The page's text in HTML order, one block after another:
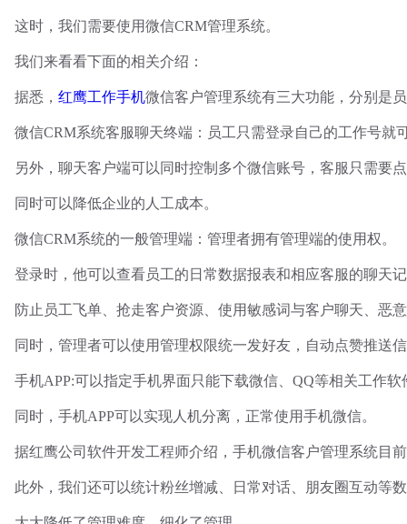
这时，我们需要使用微信CRM管理系统。
我们来看看下面的相关介绍：
据悉， 红鹰工作手机微信客户管理系统有三大功能，分别是
微信CRM系统客服聊天终端：员工只需登录自己的工作号
另外，聊天客户端可以同时控制多个微信账号，客服只需要
同时可以降低企业的人工成本。
微信CRM系统的一般管理端：管理者拥有管理端的使用权。
登录时，他可以查看员工的日常数据报表和相应客服的聊天
防止员工飞单、抢走客户资源、使用敏感词与客户聊天、恶
同时，管理者可以使用管理权限统一发好友，自动点赞推送
手机APP:可以指定手机界面只能下载微信、QQ等相关工作
同时，手机APP可以实现人机分离，正常使用手机微信。
据红鹰公司软件开发工程师介绍，手机微信客户管理系统目
此外，我们还可以统计粉丝增减、日常对话、朋友圈互动等